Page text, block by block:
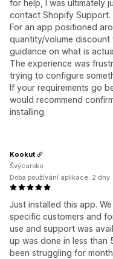
for help, I was ultimately
contact Shopify Support.
For an app positioned
quantity/volume
guidance on what is
The experience was
trying to configure
If your requirements go
would recommend
installing.
Just installed this app.
specific customers and
use and support was
up was done in less than
been struggling for
Kookut
Švýcarsko
Doba používání aplikace: 2 dny